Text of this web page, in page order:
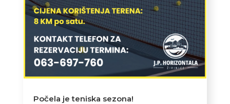
Počela je teniska sezona!